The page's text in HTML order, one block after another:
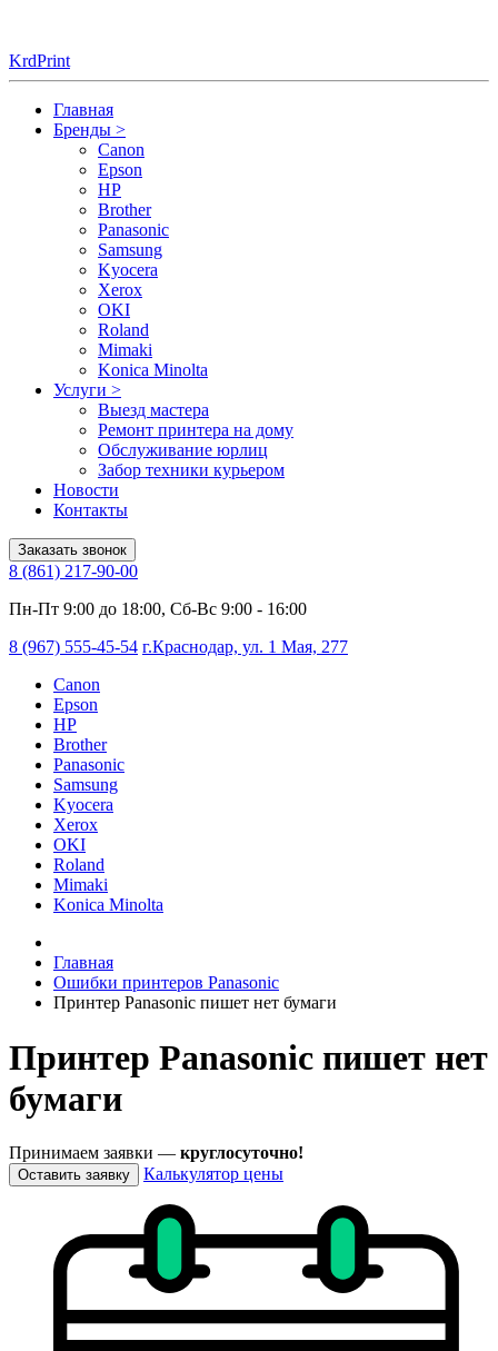
KrdPrint
Главная
Бренды >
Canon
Epson
HP
Brother
Panasonic
Samsung
Kyocera
Xerox
OKI
Roland
Mimaki
Konica Minolta
Услуги >
Выезд мастера
Ремонт принтера на дому
Обслуживание юрлиц
Забор техники курьером
Новости
Контакты
Заказать звонок
8 (861) 217-90-00
Пн-Пт 9:00 до 18:00, Сб-Вс 9:00 - 16:00
8 (967) 555-45-54 г.Краснодар, ул. 1 Мая, 277
Canon
Epson
HP
Brother
Panasonic
Samsung
Kyocera
Xerox
OKI
Roland
Mimaki
Konica Minolta
Главная
Ошибки принтеров Panasonic
Принтер Panasonic пишет нет бумаги
Принтер Panasonic пишет нет
бумаги
Принимаем заявки — круглосуточно!
Оставить заявку Калькулятор цены